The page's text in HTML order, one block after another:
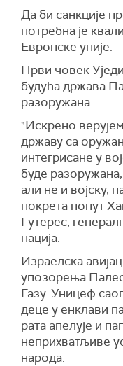
Да би санкције
потребна је
Европске уније.
Први човек
будућа држава
разоружана.
"Искрено
државу са
интегрисане у
буде
али не и војску,
покрета попут
Гутерес,
нација.
Израелска
упозорења
Газу. Уницеф
деце у енклави
рата апелује и
неприхватљиве
народа.